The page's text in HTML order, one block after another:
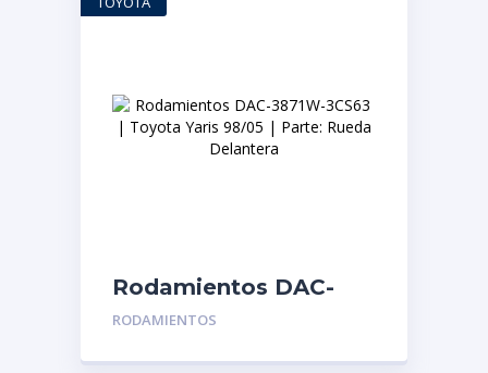
Rodamientos DAC-
3871W-3CS63 | Toyota
Rueda Delantera
RODAMIENTOS